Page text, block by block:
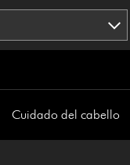
Cuidado del cabello